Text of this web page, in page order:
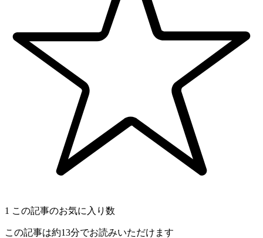
1 この記事のお気に入り数
この記事は約13分でお読みいただけます